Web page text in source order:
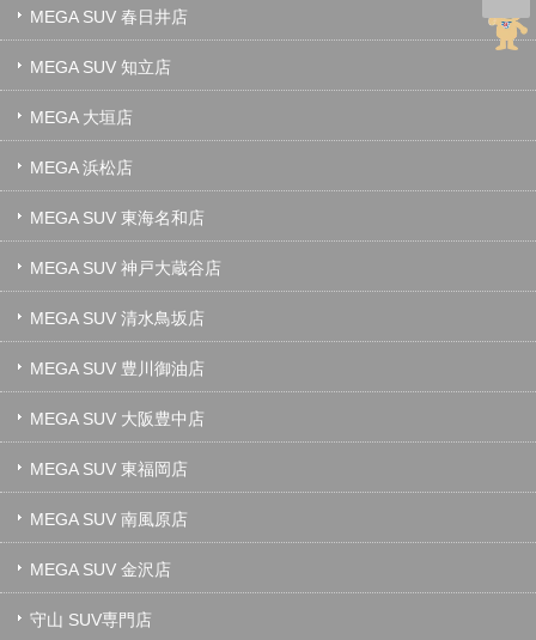
MEGA SUV 春日井店
MEGA SUV 知立店
MEGA 大垣店
MEGA 浜松店
MEGA SUV 東海名和店
MEGA SUV 神戸大蔵谷店
MEGA SUV 清水鳥坂店
MEGA SUV 豊川御油店
MEGA SUV 大阪豊中店
MEGA SUV 東福岡店
MEGA SUV 南風原店
MEGA SUV 金沢店
守山 SUV専門店